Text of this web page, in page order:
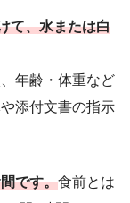
て、水または白
年齢・体重など
添付文書の指示
です。食前とは